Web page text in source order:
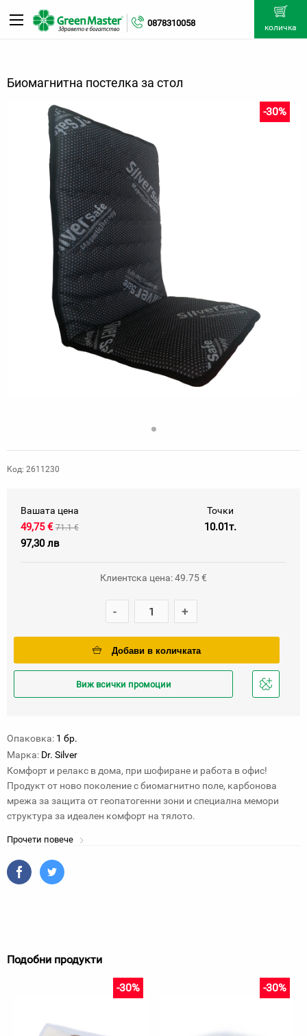
0878310058 количка
Биомагнитна постелка за стол
-30%
Код: 2611230
Вашата цена
49,75 € 71.1 €
97,30 лв
Точки
10.01т.
Клиентска цена: 49.75 €
- +
Добави в количката
Виж всички промоции
Добави
Опаковка: 1 бр.
Марка: Dr. Silver
Комфорт и релакс в дома, при шофиране и работа в офис!
Продукт от ново поколение с биомагнитно поле, карбонова
мрежа за защита от геопатогенни зони и специална мемори
структура за идеален комфорт на тялото.
Прочети повече
Подобни продукти
-30% -30%